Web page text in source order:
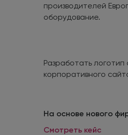
производителей
оборудование.
Разработать логотип
корпоративного
На основе нового
Смотреть кейс